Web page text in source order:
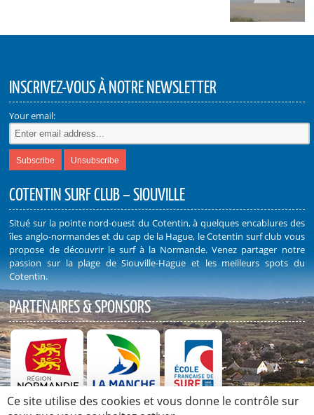
INSCRIVEZ-VOUS À NOTRE NEWSLETTER
Your email:
COTENTIN SURF CLUB – SIOUVILLE
Situé sur la pointe nord-ouest du Cotentin, à quelques encablures des
îles anglo-normandes et du cap de la Hague, le Cotentin surf club vous
propose de découvrir le surf à la Normande. Venez partager notre
passion sur la plage de Siouville-Hague et les meilleurs spots du
Cotentin.
PARTENAIRES & SPONSORS
Découvrez nos Partenaires et Sponsors
Ce site utilise des cookies et vous donne le contrôle sur